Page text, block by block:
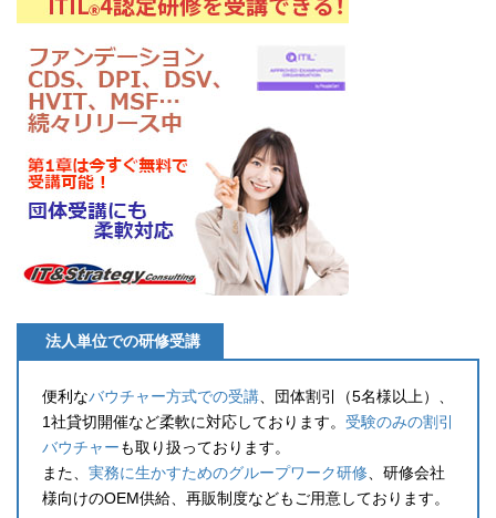
法人単位での研修受講
便利なバウチャー方式での受講 、団体割引（5名様以上）、
1社貸切開催など柔軟に対応しております。 受験のみの割引
バウチャーも取り扱っております。
また、 実務に生かすためのグループワーク研修 、研修会社
様向けのOEM供給、再販制度などもご用意しております。